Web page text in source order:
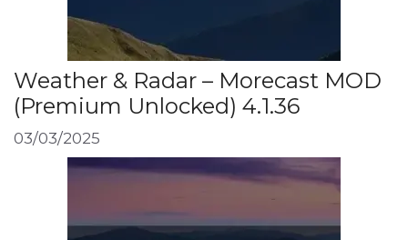
Weather & Radar – Morecast MOD
(Premium Unlocked) 4.1.36
03/03/2025